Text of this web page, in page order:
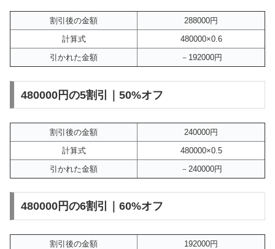
割引後の金額
288000円
計算式
480000×0.6
引かれた金額
－192000円
480000円の5割引｜50%オフ
割引後の金額
240000円
計算式
480000×0.5
引かれた金額
－240000円
480000円の6割引｜60%オフ
割引後の金額
192000円